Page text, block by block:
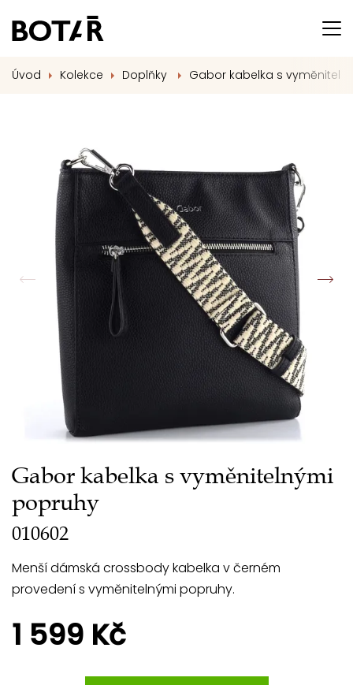
Úvod Kolekce Doplňky Gabor kabelka s
Gabor kabelka s vyměnitelnými
popruhy
010602
Menší dámská crossbody kabelka v černém
provedení s vyměnitelnými popruhy.
1 599 Kč